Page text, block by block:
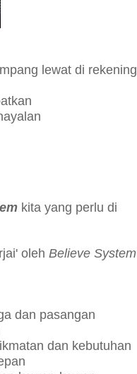
lewat di rekening
kita yang perlu di
oleh Believe System
dan pasangan
dan kebutuhan